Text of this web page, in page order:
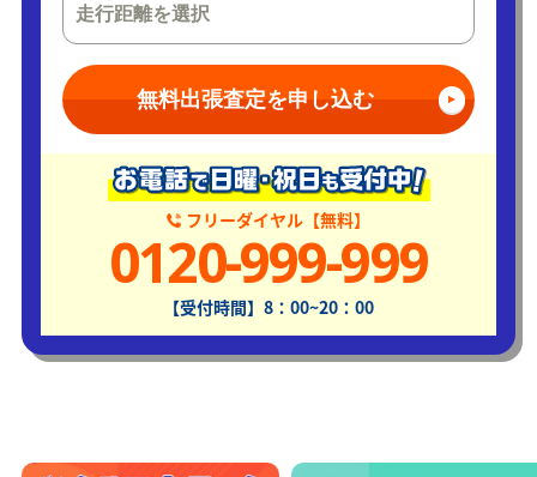
無料出張査定を申し込む
フリーダイヤル【無料】
0120-999-999
【受付時間】8：00~20：00